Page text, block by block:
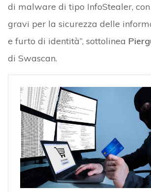
di malware di tipo InfoStealer,
gravi per la sicurezza delle
e furto di identità”, sottolinea
di Swascan.